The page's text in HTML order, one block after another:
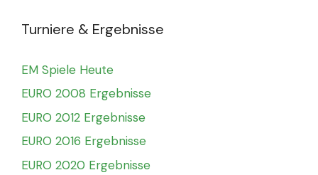
Turniere & Ergebnisse
EM Spiele Heute
EURO 2008 Ergebnisse
EURO 2012 Ergebnisse
EURO 2016 Ergebnisse
EURO 2020 Ergebnisse